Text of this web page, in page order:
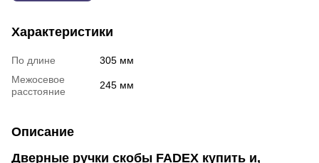
Характеристики
По длине
305 мм
Межосевое
расстояние
245 мм
Описание
Дверные ручки скобы FADEX купить и,